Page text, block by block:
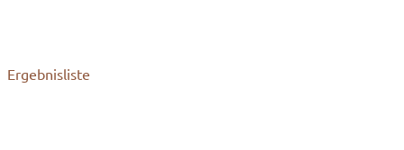
Ergebnisliste